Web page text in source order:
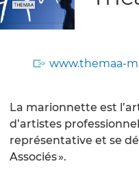
www.themaa-
La marionnette est
d’artistes
représentative et se
Associés ».